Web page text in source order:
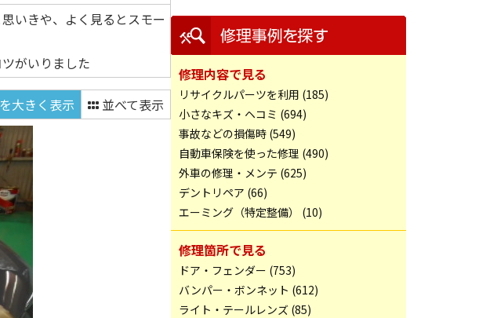
いきや、よく見るとスモー
がいりました
大きく表示 並べて表示
修理内容で見る
リサイクルパーツを利用 (185)
小さなキズ・ヘコミ (694)
事故などの損傷時 (549)
自動車保険を使った修理 (490)
外車の修理・メンテ (625)
デントリペア (66)
エーミング（特定整備） (10)
修理箇所で見る
ドア・フェンダー (753)
バンパー・ボンネット (612)
ライト・テールレンズ (85)